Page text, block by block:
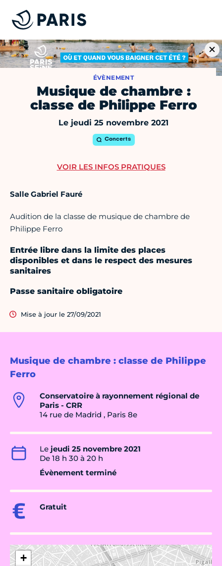
ÉVÈNEMENT
Musique de chambre :
classe de Philippe Ferro
Le jeudi 25 novembre 2021
Concerts
Musique de chambre : classe de Philippe
Ferro
Conservatoire à rayonnement régional de
Paris - CRR
14 rue de Madrid , Paris 8e
Le jeudi 25 novembre 2021
De 18 h 30 à 20 h
Évènement terminé
Gratuit
+
Salle Gabriel Fauré
Audition de la classe de musique de chambre de
Philippe Ferro
Entrée libre dans la limite des places
disponibles et dans le respect des mesures
sanitaires
Passe sanitaire obligatoire
Mise à jour le 27/09/2021
VOIR LES INFOS PRATIQUES